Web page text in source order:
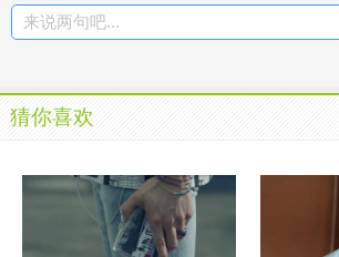
去爱情后，依旧没有停下自己的脚步，继
找那个值得自己托付一生的人，从未说过
痛过的人，会比任何人都要
这样，就可以让他们不难过，却没有发现
旧需要面对，不愿意面对的，只有那个不
自己，心需要安慰，流过的泪会有人替你
来说两句吧...
猜你喜欢